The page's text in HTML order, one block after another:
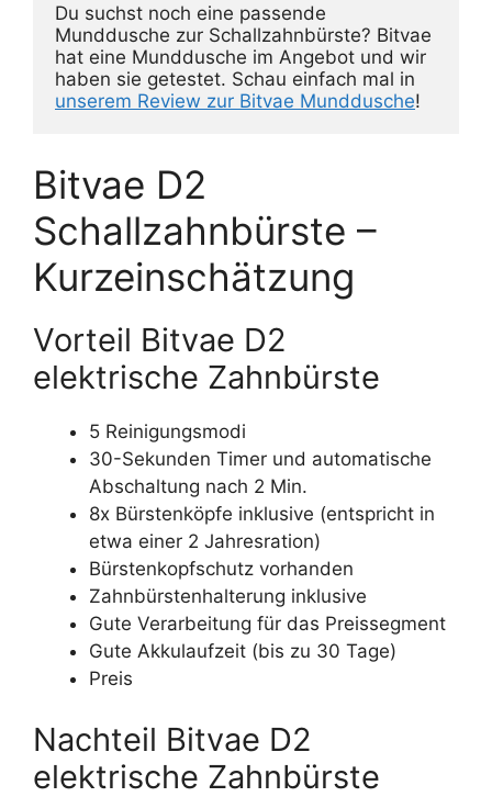
Du suchst noch eine passende
Munddusche zur Schallzahnbürste? Bitvae
hat eine Munddusche im Angebot und wir
unserem Review zur Bitvae Munddusche!
Bitvae D2
Schallzahnbürste –
Kurzeinschätzung
Vorteil Bitvae D2
elektrische Zahnbürste
5 Reinigungsmodi
30-Sekunden Timer und automatische
Abschaltung nach 2 Min.
8x Bürstenköpfe inklusive (entspricht in
etwa einer 2 Jahresration)
Bürstenkopfschutz vorhanden
Zahnbürstenhalterung inklusive
Gute Verarbeitung für das Preissegment
Gute Akkulaufzeit (bis zu 30 Tage)
Preis
Nachteil Bitvae D2
elektrische Zahnbürste